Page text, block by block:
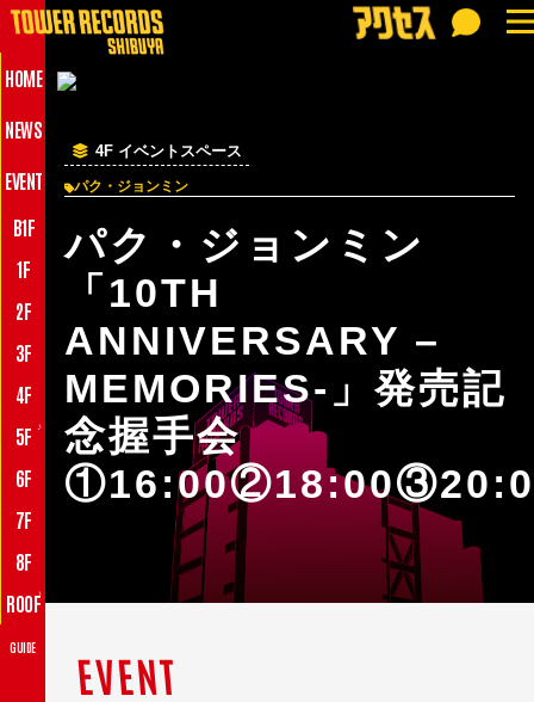
HOME
NEWS
EVENT
B1F
1F
2F
3F
4F
5F
♪
6F
7F
8F
ROOF♪
GUIDE
4F イベントスペース
パク・ジョンミン
パク・ジョンミン
「10TH
ANNIVERSARY –
MEMORIES-」発売記
念握手会
EVENT